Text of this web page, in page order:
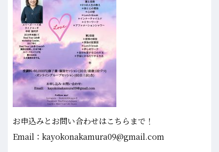
お申込みとお問い合わせはこちらまで！
Email：kayokonakamura09@gmail.com